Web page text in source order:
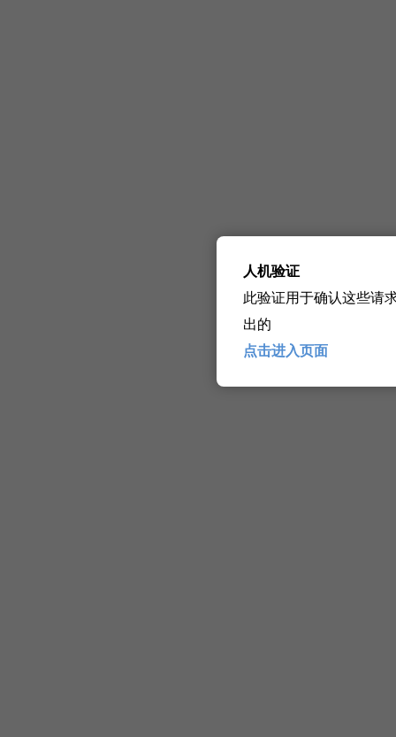
人机验证
此验证用于确认这些请
出的
点击进入页面